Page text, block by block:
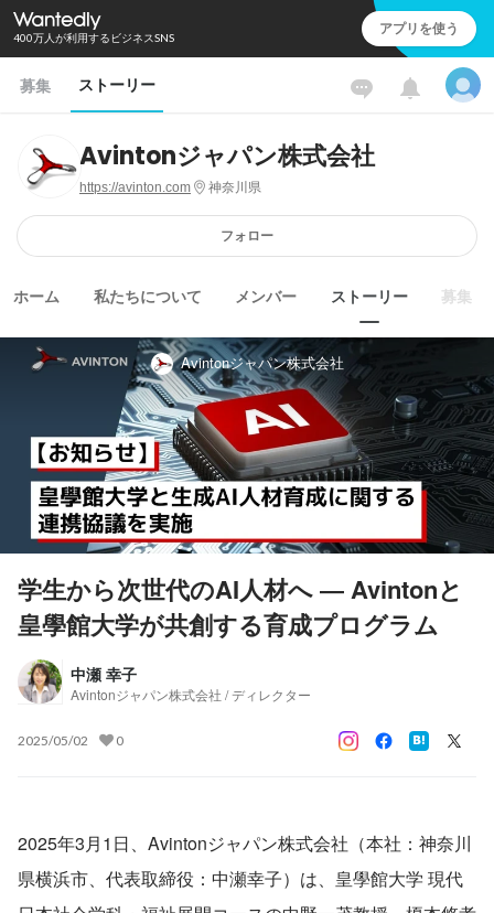
400万人が利用するビジネスSNS アプリを使う
募集 ストーリー
Avintonジャパン株式会社
https://avinton.com 神奈川県
フォロー
ホーム 私たちについて メンバー ストーリー 募集
Avintonジャパン株式会社
学生から次世代のAI人材へ ― Avintonと
皇學館大学が共創する育成プログラム
中瀬 幸子
Avintonジャパン株式会社 / ディレクター
2025/05/02 0
2025年3月1日、Avintonジャパン株式会社（本社：神奈川
県横浜市、代表取締役：中瀬幸子）は、皇學館大学 現代